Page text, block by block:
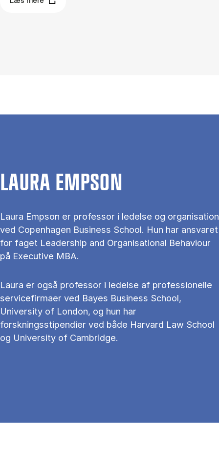
LAURA EMPSON
Laura Empson er professor i ledelse og organisation
ved Copenhagen Business School. Hun har ansvaret
for faget Leadership and Organisational Behaviour
på Executive MBA.
Laura er også professor i ledelse af professionelle
servicefirmaer ved Bayes Business School,
University of London, og hun har
forskningsstipendier ved både Harvard Law School
og University of Cambridge.